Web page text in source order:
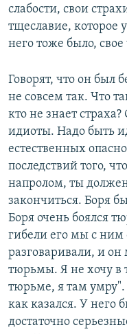
слабости, свои
тщеславие, которое
него тоже было,
Говорят, что он был
не совсем так. Что
кто не знает
идиоты. Надо быть
естественных
последствий того,
напролом, ты
закончиться. Боря
Боря очень боялся
гибели его мы с ним
разговаривали, и
тюрьмы. Я не хочу в
тюрьме, я там умру".
как казался. У него
достаточно